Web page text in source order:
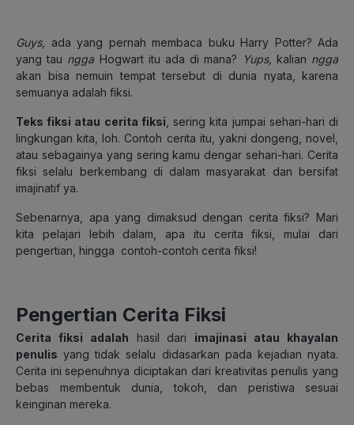
Guys, ada yang pernah membaca buku Harry Potter? Ada
yang tau ngga Hogwart itu ada di mana? Yups, kalian ngga
akan bisa nemuin tempat tersebut di dunia nyata, karena
semuanya adalah fiksi.
Teks fiksi atau cerita fiksi , sering kita jumpai sehari-hari di
lingkungan kita, loh. Contoh cerita itu, yakni dongeng, novel,
atau sebagainya yang sering kamu dengar sehari-hari. Cerita
fiksi selalu berkembang di dalam masyarakat dan bersifat
imajinatif ya.
Sebenarnya, apa yang dimaksud dengan cerita fiksi? Mari
kita pelajari lebih dalam, apa itu cerita fiksi, mulai dari
pengertian, hingga contoh-contoh cerita fiksi!
Pengertian Cerita Fiksi
Cerita fiksi adalah hasil dari imajinasi atau khayalan
penulis yang tidak selalu didasarkan pada kejadian nyata.
Cerita ini sepenuhnya diciptakan dari kreativitas penulis yang
bebas membentuk dunia, tokoh, dan peristiwa sesuai
keinginan mereka.